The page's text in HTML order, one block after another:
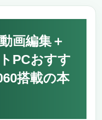
画編集＋
PCおすす
搭載の本